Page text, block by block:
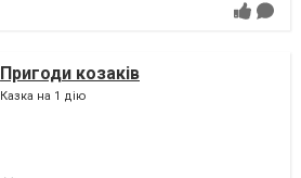
Пригоди козаків
Казка на 1 дію